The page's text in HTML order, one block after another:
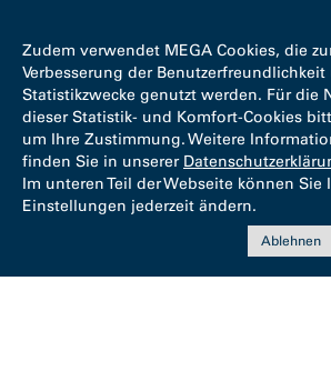
Zudem verwendet MEGA Cookies, die
Verbesserung der
Statistikzwecke genutzt werden. Für die
dieser Statistik- und Komfort-Cookies
um Ihre Zustimmung. Weitere
finden Sie in unserer
Im unteren Teil der Webseite können Sie
Einstellungen jederzeit ändern.
Ablehnen